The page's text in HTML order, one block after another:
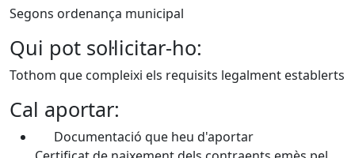
Segons ordenança municipal
Qui pot sol·licitar-ho:
Tothom que compleixi els requisits legalment establerts
Cal aportar:
Documentació que heu d'aportar